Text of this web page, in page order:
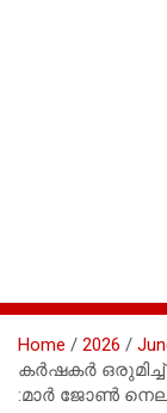
Home 2026
കർഷകർ
:മാർ ജോൺ